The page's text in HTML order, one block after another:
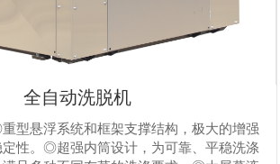
全自动洗脱机
型悬浮系统和框架支撑结构，极大的增强
性。◎超强内筒设计，为可靠、平稳洗涤